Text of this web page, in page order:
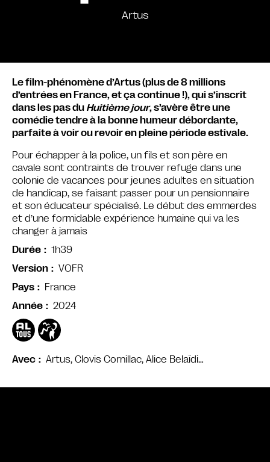
Artus
Avec Artus, Clovis Cornillac, Alice Belaïdi…
Le film-phénomène d’Artus (plus de 8 millions
d’entrées en France, et ça continue !), qui s’inscrit
dans les pas du Huitième jour, s’avère être une
comédie tendre à la bonne humeur débordante,
parfaite à voir ou revoir en pleine période estivale.
Pour échapper à la police, un fils et son père en
cavale sont contraints de trouver refuge dans une
colonie de vacances pour jeunes adultes en situation
de handicap, se faisant passer pour un pensionnaire
et son éducateur spécialisé. Le début des emmerdes
et d’une formidable expérience humaine qui va les
changer à jamais
Durée
1h39
Version
VOFR
Pays
France
Année
2024